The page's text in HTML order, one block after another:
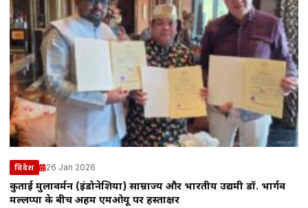
विदेश 26 Jan 2026
कुताई मुलावर्मन (इंडोनेशिया) साम्राज्य और भारतीय उद्यमी डॉ. भार्गव
मल्लप्पा के बीच अहम एमओयू पर हस्ताक्षर